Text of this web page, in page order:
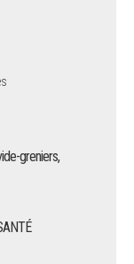
greniers,